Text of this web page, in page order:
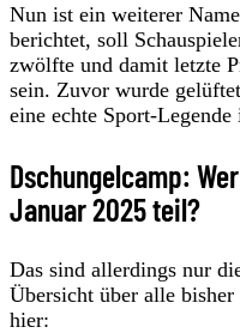
Nun ist ein weiterer
berichtet, soll
zwölfte und damit letzte
sein. Zuvor wurde
eine echte Sport-
Dschungelcamp:
Januar 2025 teil?
Das sind allerdings nur
Übersicht über alle
hier: